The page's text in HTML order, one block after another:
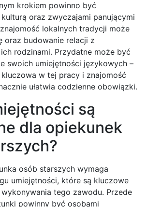
krokiem powinno być
oraz zwyczajami panującymi
lokalnych tradycji może
oraz budowanie relacji z
rodzinami. Przydatne może być
swoich umiejętności językowych –
w tej pracy i znajomość
ułatwia codzienne obowiązki.
są
dla opiekunek
osób starszych wymaga
umiejętności, które są kluczowe
tego zawodu. Przede
powinny być osobami